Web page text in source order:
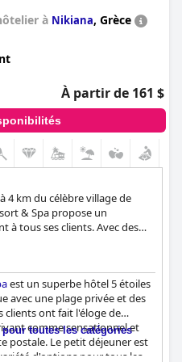
à Nikiana, Grèce
À partir de 161 $
4 km du célèbre village de
& Spa propose un
à tous ses clients. Avec des
pour les clients de tous
ce complexe fera de vos
est un superbe hôtel 5 étoiles
avec une plage privée et des
clients ont fait l'éloge de
comme sensationnel et
postale. Le petit déjeuner est
d'options pour tous les
toutes les catégories